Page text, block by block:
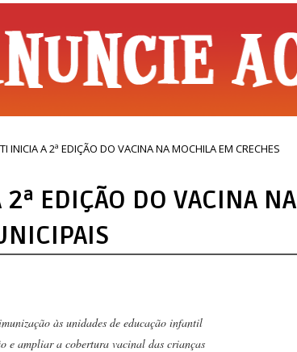
INICIA A 2ª EDIÇÃO DO VACINA NA MOCHILA EM CRECHES
EDIÇÃO DO VACINA NA
às unidades de educação infantil
e ampliar a cobertura vacinal das crianças